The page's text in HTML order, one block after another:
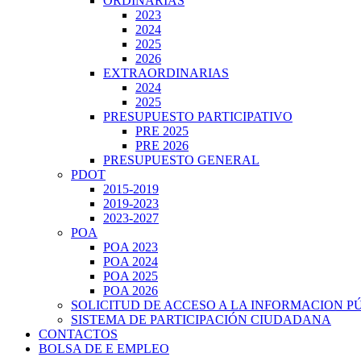
2023
2024
2025
2026
EXTRAORDINARIAS
2024
2025
PRESUPUESTO PARTICIPATIVO
PRE 2025
PRE 2026
PRESUPUESTO GENERAL
PDOT
2015-2019
2019-2023
2023-2027
POA
POA 2023
POA 2024
POA 2025
POA 2026
SOLICITUD DE ACCESO A LA INFORMACION
SISTEMA DE PARTICIPACIÓN CIUDADANA
CONTACTOS
BOLSA DE E EMPLEO